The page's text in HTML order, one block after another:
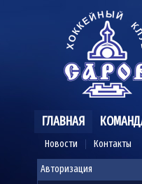
ГЛАВНАЯ
Новости Контакты
Авторизация